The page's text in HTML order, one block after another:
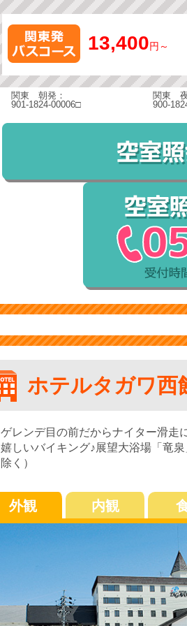
13,400円～
関東 朝発：
901-1824-00006□
関東 夜
900-
ホテルタガワ西
ゲレンデ目の前だからナイター滑走
嬉しいバイキング♪展望大浴場「竜
除く）
外観 内観